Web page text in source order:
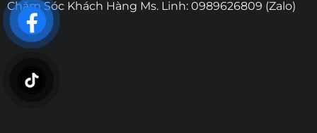
Chăm Sóc Khách Hàng Ms. Linh: 0989626809 (Zalo)